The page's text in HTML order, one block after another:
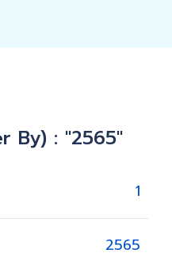
By) : "2565"
1
2565